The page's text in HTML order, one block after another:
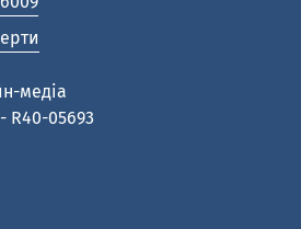
медіа
R40-05693